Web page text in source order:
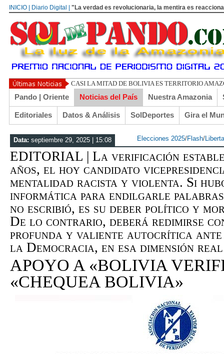
INICIO | Diario Digital | "La verdad es revolucionaria, la mentira es
UN LIBERTARIO
Pando | Oriente Noticias del País Nuestra Amazonia
Editoriales Datos & Análisis SolDeportes Gira el
Data: septiembre 29, 2025 | 15:08 Elecciones 2025/Flash/
EDITORIAL | La verificación
años, el hoy candidato
mentalidad racista y violenta. Si
informática para endilgarle
no escribió, es su deber político y
De lo contrario, deberá redimirse
profunda y valiente autocrítica
la Democracia, en esa dimensión
APOYO A «BOLIVIA
«CHEQUEA BOLIVIA»